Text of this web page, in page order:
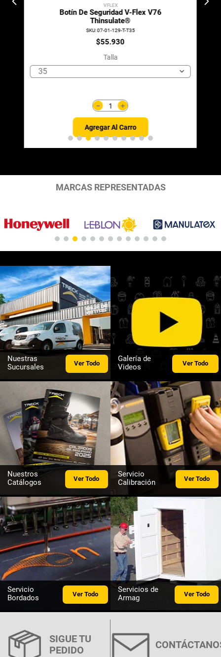
VFLEX
Botín De Seguridad V-Flex V76
Thinsulate®
SKU:07-01-129-T-T35
$55.930
Talla
35
＋
－
Agregar Al Carro
MARCAS REPRESENTADAS
Nuestras
Sucursales
Ver Todo
Galería de
Videos
Ver Todo
Nuestros
Catálogos
Ver Todo
Servicio
Calibración
Ver Todo
Servicio
Bordados
Ver Todo
Servicios de
Armag
Ver Todo
SIGUE TU
PEDIDO